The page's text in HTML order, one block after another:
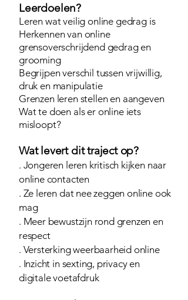
Leerdoelen?
Leren wat veilig online gedrag is
Herkennen van online
grensoverschrijdend gedrag en
grooming
Begrijpen verschil tussen vrijwillig,
druk en manipulatie
Grenzen leren stellen en aangeven
Wat te doen als er online iets
misloopt?
Wat levert dit traject op?
. Jongeren leren kritisch kijken naar
online contacten
. Ze leren dat nee zeggen online ook
mag
. Meer bewustzijn rond grenzen en
respect
. Versterking weerbaarheid online
. Inzicht in sexting, privacy en
digitale voetafdruk